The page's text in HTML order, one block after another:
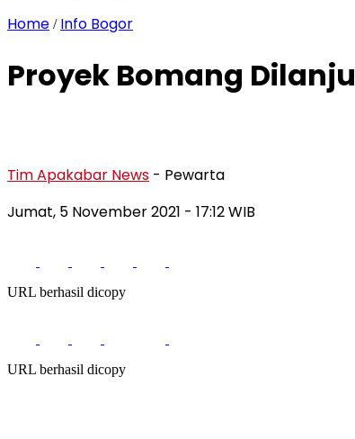
Home / Info Bogor
Proyek Bomang
Tim Apakabar News - Pewarta
Jumat, 5 November 2021 - 17:12 WIB
URL berhasil dicopy
URL berhasil dicopy